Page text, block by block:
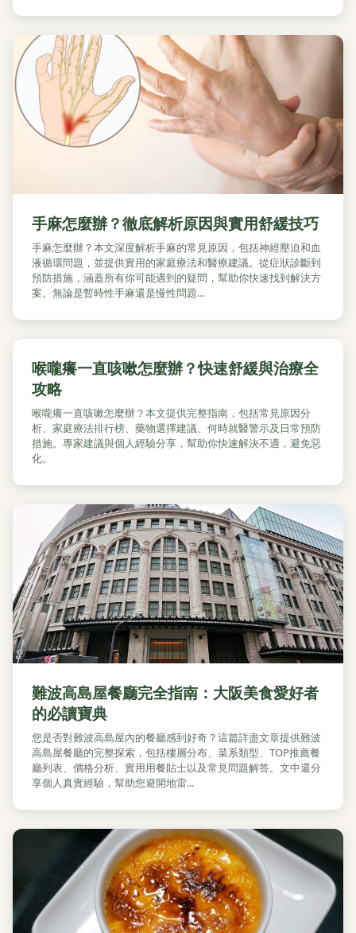
手麻怎麼辦？徹底解析原因與實用舒緩技巧
手麻怎麼辦？本文深度解析手麻的常見原因，包括神經壓迫和血
液循環問題，並提供實用的家庭療法和醫療建議。從症狀診斷到
預防措施，涵蓋所有你可能遇到的疑問，幫助你快速找到解決方
案。無論是暫時性手麻還是慢性問題...
喉嚨癢一直咳嗽怎麼辦？快速舒緩與治療全
攻略
喉嚨癢一直咳嗽怎麼辦？本文提供完整指南，包括常見原因分
析、家庭療法排行榜、藥物選擇建議、何時就醫警示及日常預防
措施。專家建議與個人經驗分享，幫助你快速解決不適，避免惡
化。
難波高島屋餐廳完全指南：大阪美食愛好者
的必讀寶典
您是否對難波高島屋內的餐廳感到好奇？這篇詳盡文章提供難波
高島屋餐廳的完整探索，包括樓層分布、菜系類型、TOP推薦餐
廳列表、價格分析、實用用餐貼士以及常見問題解答。文中還分
享個人真實經驗，幫助您避開地雷...